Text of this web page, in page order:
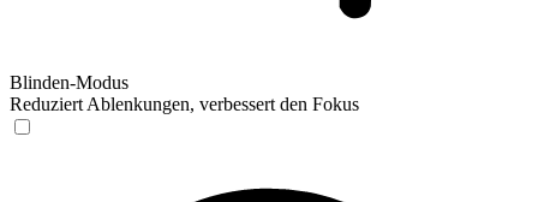
Blinden-Modus
Reduziert Ablenkungen, verbessert den Fokus